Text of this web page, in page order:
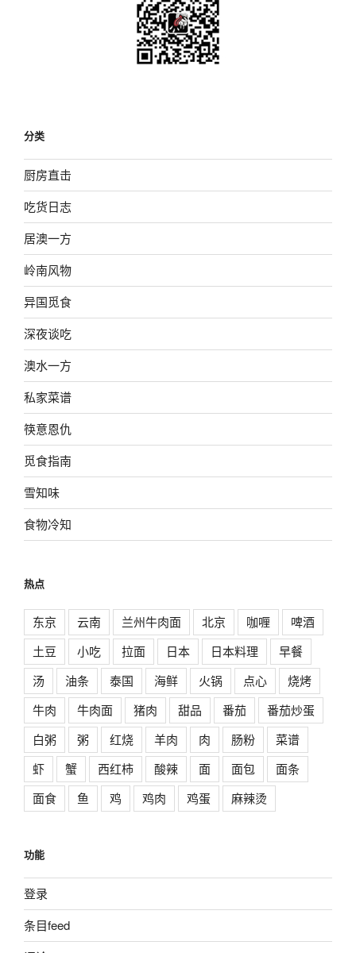
分类
厨房直击
吃货日志
居澳一方
岭南风物
异国觅食
深夜谈吃
澳水一方
私家菜谱
筷意恩仇
觅食指南
雪知味
食物冷知
热点
东京 云南 兰州牛肉面 北京 咖喱
啤酒
土豆
小吃 拉面 日本 日本料理
早餐
汤
油条 泰国 海鲜 火锅 点心
烧烤
牛肉
牛肉面 猪肉 甜品 番茄
番茄炒蛋
白粥
粥 红烧 羊肉 肉 肠粉
菜谱
虾
蟹 西红柿 酸辣 面 面包
面条
面食
鱼 鸡 鸡肉 鸡蛋 麻辣烫
功能
登录
条目feed